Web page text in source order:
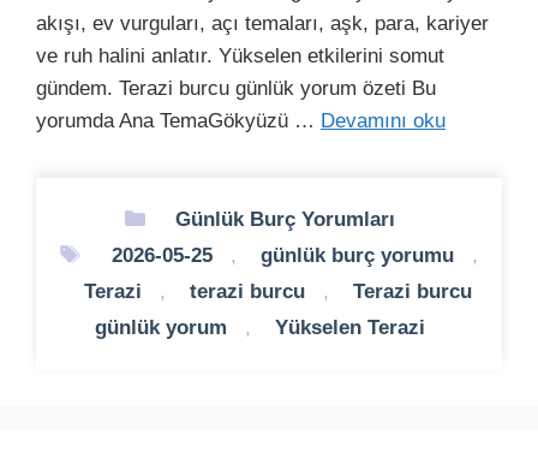
akışı, ev vurguları, açı temaları, aşk, para, kariyer
ve ruh halini anlatır. Yükselen etkilerini somut
gündem. Terazi burcu günlük yorum özeti Bu
yorumda Ana TemaGökyüzü … Devamını oku
Kategoriler
Günlük Burç Yorumları
Etiketler
2026-05-25 , günlük burç yorumu
,
Terazi
, terazi burcu ,
Terazi burcu
günlük yorum
, Yükselen Terazi